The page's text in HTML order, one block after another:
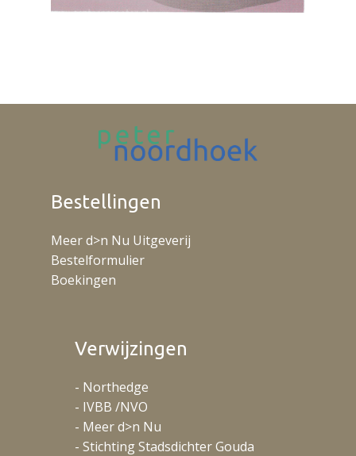
Bestellingen
Meer d>n Nu Uitgeverij
Bestelformulier
Boekingen
Verwijzingen
- Northedge
- IVBB /NVO
- Meer d>n Nu
- Stichting Stadsdichter Gouda